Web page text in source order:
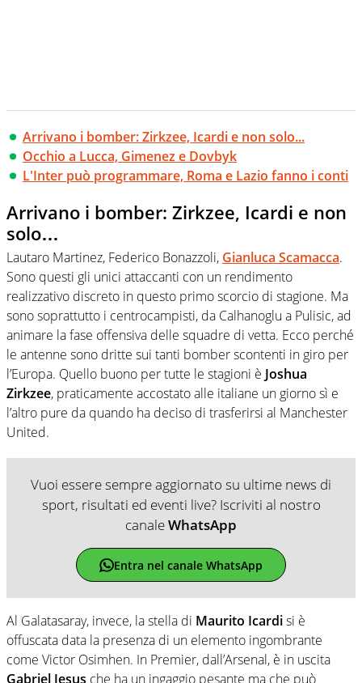
Arrivano i bomber: Zirkzee, Icardi e non solo...
Occhio a Lucca, Gimenez e Dovbyk
L'Inter può programmare, Roma e Lazio fanno i conti
Arrivano i bomber: Zirkzee, Icardi e non
solo…
Lautaro Martinez, Federico Bonazzoli, Gianluca Scamacca.
Sono questi gli unici attaccanti con un rendimento
realizzativo discreto in questo primo scorcio di stagione. Ma
sono soprattutto i centrocampisti, da Calhanoglu a Pulisic, ad
animare la fase offensiva delle squadre di vetta. Ecco perché
le antenne sono dritte sui tanti bomber scontenti in giro per
l’Europa. Quello buono per tutte le stagioni è Joshua
Zirkzee, praticamente accostato alle italiane un giorno sì e
l’altro pure da quando ha deciso di trasferirsi al Manchester
United.
Vuoi essere sempre aggiornato su ultime news di
sport, risultati ed eventi live? Iscriviti al nostro
canaleWhatsApp
Entra nel canale WhatsApp
Al Galatasaray, invece, la stella di Maurito Icardisi è
offuscata data la presenza di un elemento ingombrante
come Victor Osimhen. In Premier, dall’Arsenal, è in uscita
Gabriel Jesus che ha un ingaggio pesante ma che può